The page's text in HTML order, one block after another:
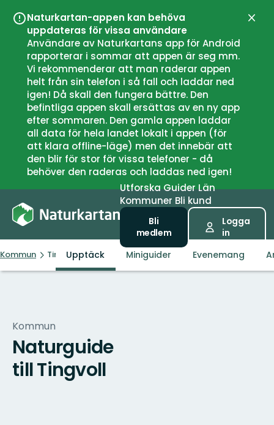
Naturkartan-appen kan behöva
uppdateras för vissa användare
Användare av Naturkartans app för Android
rapporterar i sommar att appen är seg mm.
Vi rekommenderar att man raderar appen
helt från sin telefon i så fall och laddar ned
igen! Då skall den fungera bättre. Den
befintliga appen skall ersättas av en ny app
efter sommaren. Den gamla appen laddar
all data för hela landet lokalt i appen (för
att klara offline-läge) men det innebär att
den blir för stor för vissa telefoner - då
behöver den raderas och laddas ned igen!
UtforskaGuiderLän
Kommuner Bli kund
Bli
medlem
Logga
in
Kommun TingvollUpptäck Miniguider Evenemang
Kommun
Naturguide
till Tingvoll